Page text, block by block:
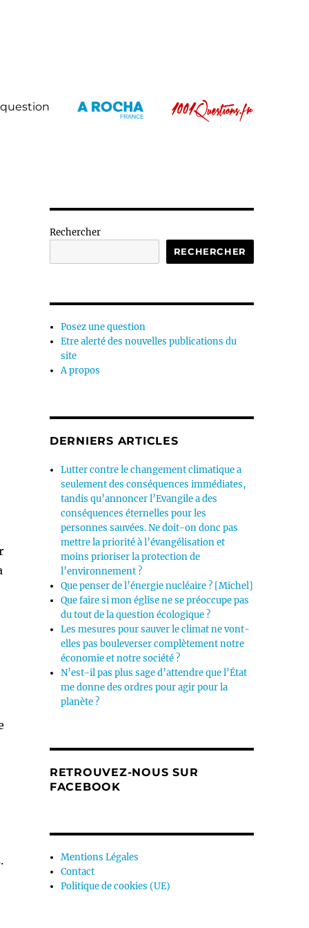
Rechercher
RECHERCHER
Posez une question
Etre alerté des nouvelles publications du
site
A propos
DERNIERS ARTICLES
Lutter contre le changement climatique a
seulement des conséquences immédiates,
tandis qu’annoncer l’Evangile a des
conséquences éternelles pour les
personnes sauvées. Ne doit-on donc pas
mettre la priorité à l’évangélisation et
moins prioriser la protection de
l’environnement ?
Que penser de l’énergie nucléaire ? [Michel]
Que faire si mon église ne se préoccupe pas
du tout de la question écologique ?
Les mesures pour sauver le climat ne vont-
elles pas bouleverser complètement notre
économie et notre société ?
N’est-il pas plus sage d’attendre que l’État
me donne des ordres pour agir pour la
planète ?
RETROUVEZ-NOUS SUR
FACEBOOK
Mentions Légales
Contact
Politique de cookies (UE)